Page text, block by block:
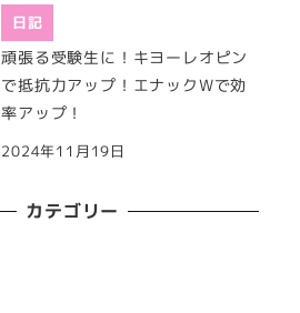
日記
頑張る受験生に！キヨーレオピン
で抵抗力アップ！エナックWで効
率アップ！
2024年11月19日
カテゴリー